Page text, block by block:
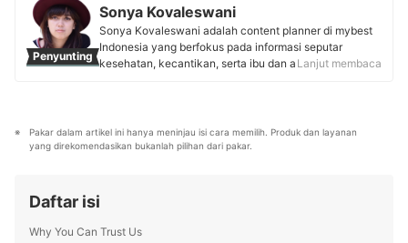
Lady mulai merambah pasar Jakarta dan sekitarnya.
Portofolio karyanya dapat dilihat melalui Instagram
@jenganten dan @jengantenpaes.
Profil Andhika Lady Maharsi
Penyunting
Sonya Kovaleswani
Sonya Kovaleswani adalah content planner di mybest
Indonesia yang berfokus pada informasi seputar
kesehatan, kecantikan, serta ibu dan anak. Dengan
meriset pasar, menganalisis tren, dan mewawancarai
pakar, seperti Dokter Kulit sampai Dokter Anak untuk
Lanjut membaca
Pakar dalam artikel ini hanya meninjau isi cara memilih. Produk dan layanan
yang direkomendasikan bukanlah pilihan dari pakar.
Daftar isi
Why You Can Trust Us